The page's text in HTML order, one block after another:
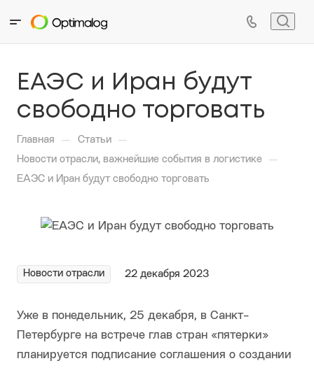
ЕАЭС и Иран будут
свободно торговать
Главная — Статьи —
Новости отрасли, важнейшие события в логистике —
ЕАЭС и Иран будут свободно торговать
Новости отрасли 22 декабря 2023
Уже в понедельник, 25 декабря, в Санкт-
Петербурге на встрече глав стран «пятерки»
планируется подписание соглашения о создании